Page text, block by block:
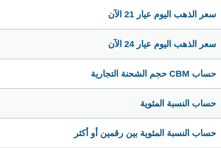
سعر الذهب اليوم عيار 21 الآن
سعر الذهب اليوم عيار 24 الآن
حساب CBM حجم الشحنة التجارية
حساب النسبة المئوية
حساب النسبة المئوية بين رقمين أو أكثر